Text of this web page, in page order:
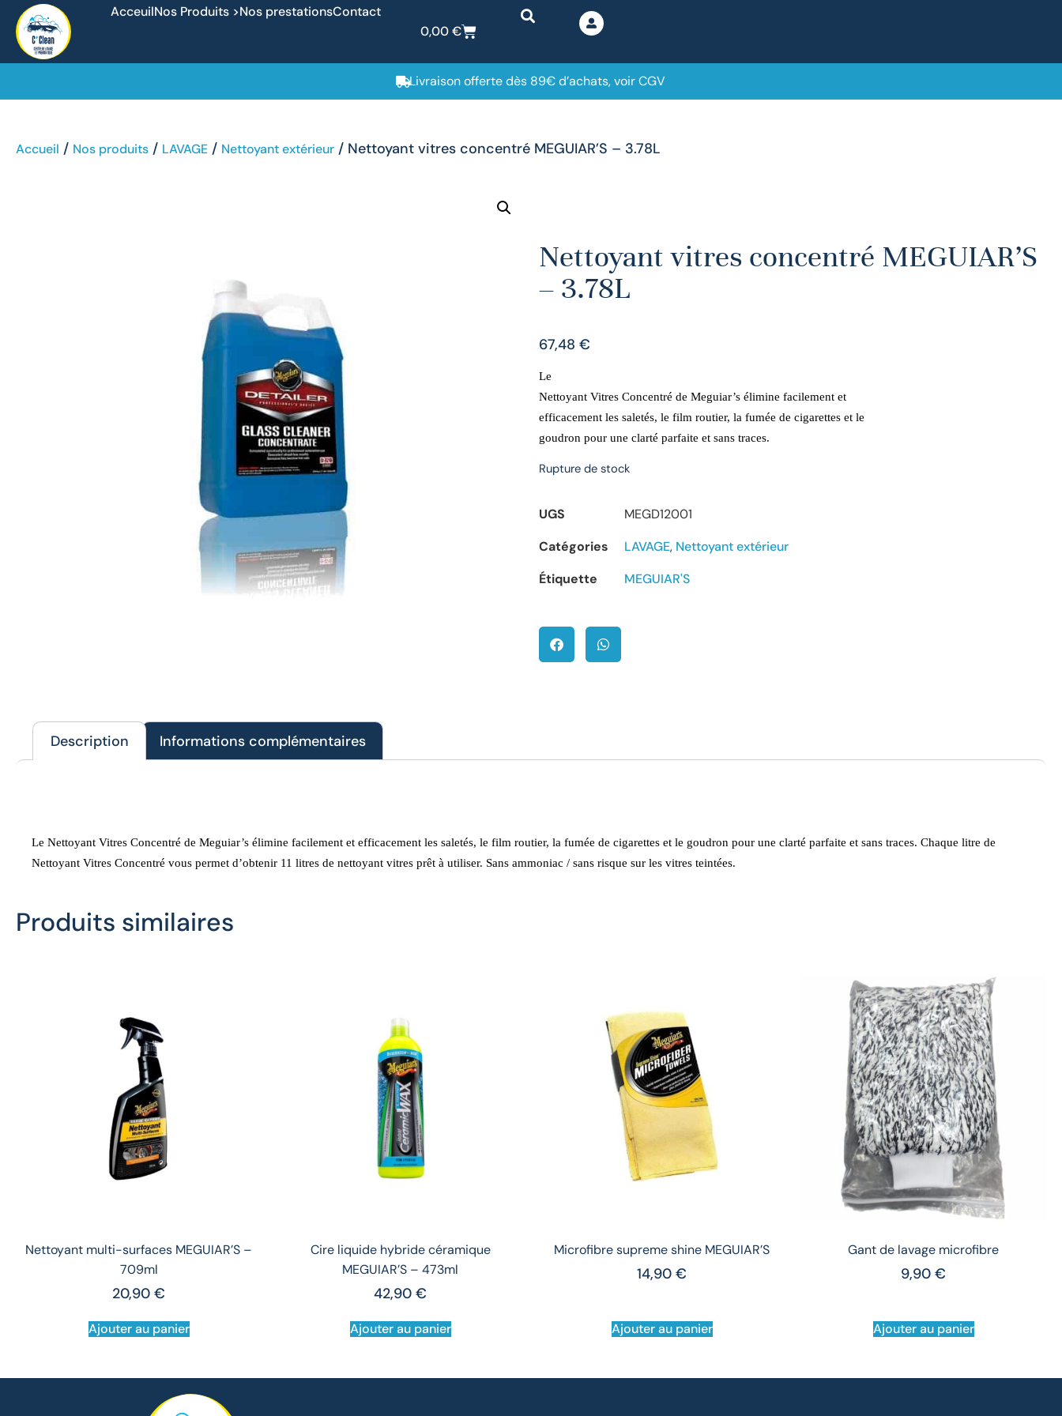
AcceuilNos Produits >Nos prestationsContact
0,00€
Livraison offerte dès 89€ d’achats, voir CGV
Accueil / Nos produits / LAVAGE / Nettoyant extérieur / Nettoyant vitres concentré MEGUIAR’S – 3.78L
Nettoyant vitres concentré MEGUIAR’S
– 3.78L
67,48 €
Le
Nettoyant Vitres Concentré de Meguiar’s élimine facilement et
efficacement les saletés, le film routier, la fumée de cigarettes et le
goudron pour une clarté parfaite et sans traces.
Rupture de stock
UGS
MEGD12001
Catégories
LAVAGE, Nettoyant extérieur
Étiquette
MEGUIAR'S
Description Informations complémentaires
Le Nettoyant Vitres Concentré de Meguiar’s élimine facilement et efficacement les saletés, le film routier, la fumée de cigarettes et le goudron pour une clarté parfaite et sans traces. Chaque litre de
Nettoyant Vitres Concentré vous permet d’obtenir 11 litres de nettoyant vitres prêt à utiliser. Sans ammoniac / sans risque sur les vitres teintées.
Produits similaires
Nettoyant multi-surfaces MEGUIAR’S –
709ml
20,90 €
Ajouter au panier
Cire liquide hybride céramique
MEGUIAR’S – 473ml
42,90 €
Ajouter au panier
Microfibre supreme shine MEGUIAR’S
14,90 €
Ajouter au panier
Gant de lavage microfibre
9,90 €
Ajouter au panier